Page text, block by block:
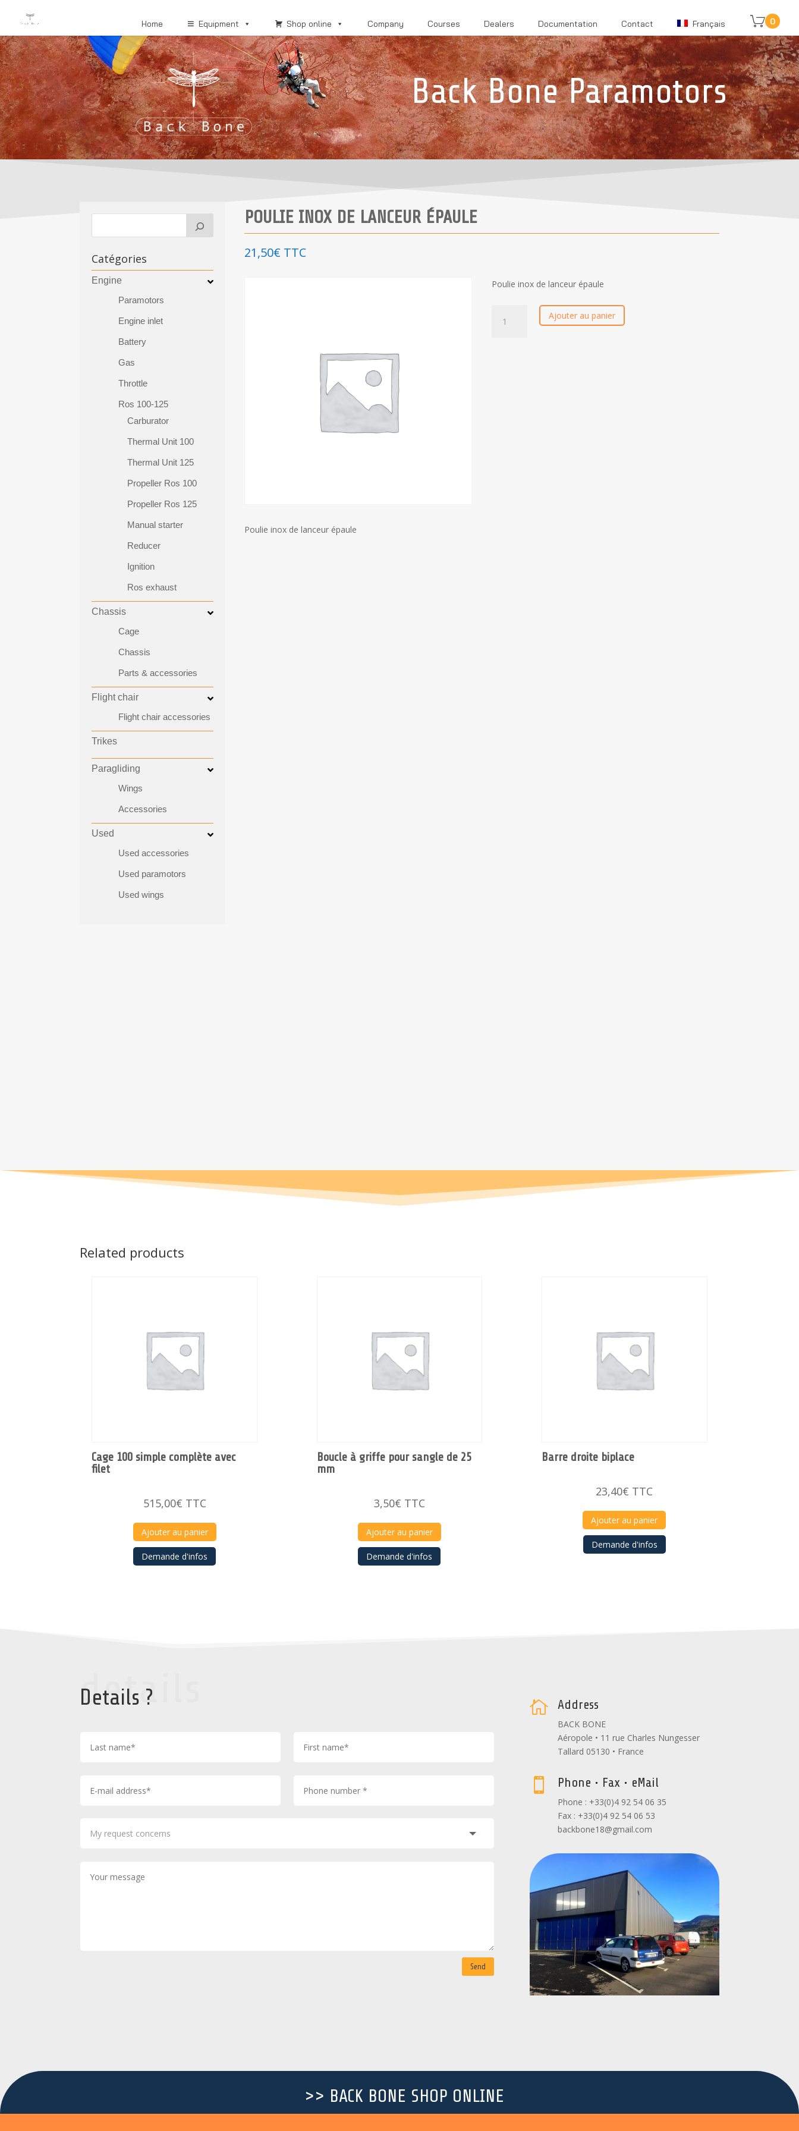
Home Equipment Shop online Company Courses Dealers Documentation Contact Français 0
Back Bone Paramotors
Catégories
Engine
Paramotors
Engine inlet
Battery
Gas
Throttle
Ros 100-125
Carburator
Thermal Unit 100
Thermal Unit 125
Propeller Ros 100
Propeller Ros 125
Manual starter
Reducer
Ignition
Ros exhaust
Chassis
Cage
Chassis
Parts & accessories
Flight chair
Flight chair accessories
Trikes
Paragliding
Wings
Accessories
Used
Used accessories
Used paramotors
Used wings
POULIE INOX DE LANCEUR ÉPAULE
21,50€ TTC
Poulie inox de lanceur épaule
inox
Ajouter au panier
Poulie inox de lanceur épaule
Related products
Cage 100 simple complète avec
filet
515,00€ TTC
Ajouter au panier
Demande d'infos
Boucle à griffe pour sangle de 25
mm
3,50€ TTC
Ajouter au panier
Demande d'infos
Barre droite biplace
23,40€ TTC
Ajouter au panier
Demande d'infos
details
Details ?
Send
 Address
BACK BONE
Aéropole • 11 rue Charles Nungesser
Tallard 05130 • France
 Phone • Fax • eMail
Phone : +33(0)4 92 54 06 35
Fax : +33(0)4 92 54 06 53
backbone18@gmail.com
>> BACK BONE SHOP ONLINE